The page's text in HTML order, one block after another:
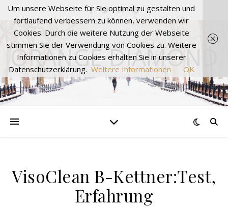
ORANGE DIAMOND
VisoClean B-Kettner:Test,
Erfahrung
Um unsere Webseite für Sie optimal zu gestalten und
fortlaufend verbessern zu können, verwenden wir
Cookies. Durch die weitere Nutzung der Webseite
stimmen Sie der Verwendung von Cookies zu. Weitere
Informationen zu Cookies erhalten Sie in unserer
Datenschutzerklärung. Weitere Informationen OK